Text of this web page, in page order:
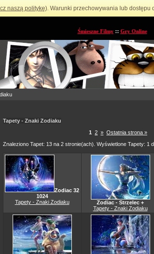
naszą politykę). Warunki przechowywania lub
Śmieszne Filmy:: Gry Online
Tapety - Znaki Zodiaku
1 2 » Ostatnia strona »
Znaleziono Tapet: 13 na 2 stronie(ach). Wyświetlone Tapety: 1
Zodiac 32
1024
Tapety - Znaki Zodiaku
Zodiac - Strzelec +
Tapety - Znaki Zodiaku